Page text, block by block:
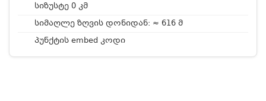
სიზუსტე 0 კმ
სიმაღლე ზღვის დონიდან: ≈ 616 მ
პუნქტის embed კოდი